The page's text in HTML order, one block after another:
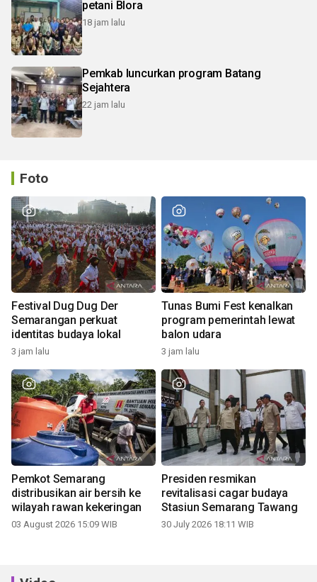
petani Blora
18 jam lalu
Pemkab luncurkan program Batang
Sejahtera
22 jam lalu
Foto
Festival Dug Dug Der
Semarangan perkuat
identitas budaya lokal
3 jam lalu
Tunas Bumi Fest kenalkan
program pemerintah lewat
balon udara
3 jam lalu
Pemkot Semarang
distribusikan air bersih ke
wilayah rawan kekeringan
03 August 2026 15:09 WIB
Presiden resmikan
revitalisasi cagar budaya
Stasiun Semarang Tawang
30 July 2026 18:11 WIB